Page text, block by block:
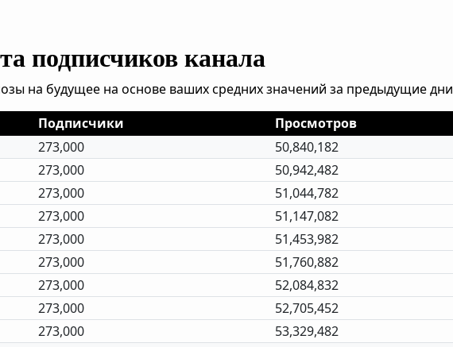
подписчиков канала
на будущее на основе ваших средних значений за предыдущие дни
Подписчики Просмотров
273,000 50,840,182
273,000 50,942,482
273,000 51,044,782
273,000 51,147,082
273,000 51,453,982
273,000 51,760,882
273,000 52,084,832
273,000 52,705,452
273,000 53,329,482